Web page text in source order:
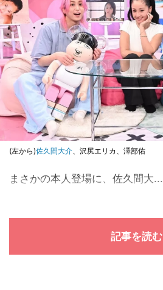
(左から)佐久間大介、沢尻エリカ、澤部佑
まさかの本人登場に、佐久間大...
記事を読む